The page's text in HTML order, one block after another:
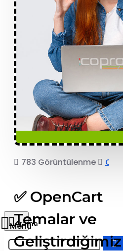
783 Görüntülenme
✅ OpenCart
Temalar ve
Geliştirdiğimiz